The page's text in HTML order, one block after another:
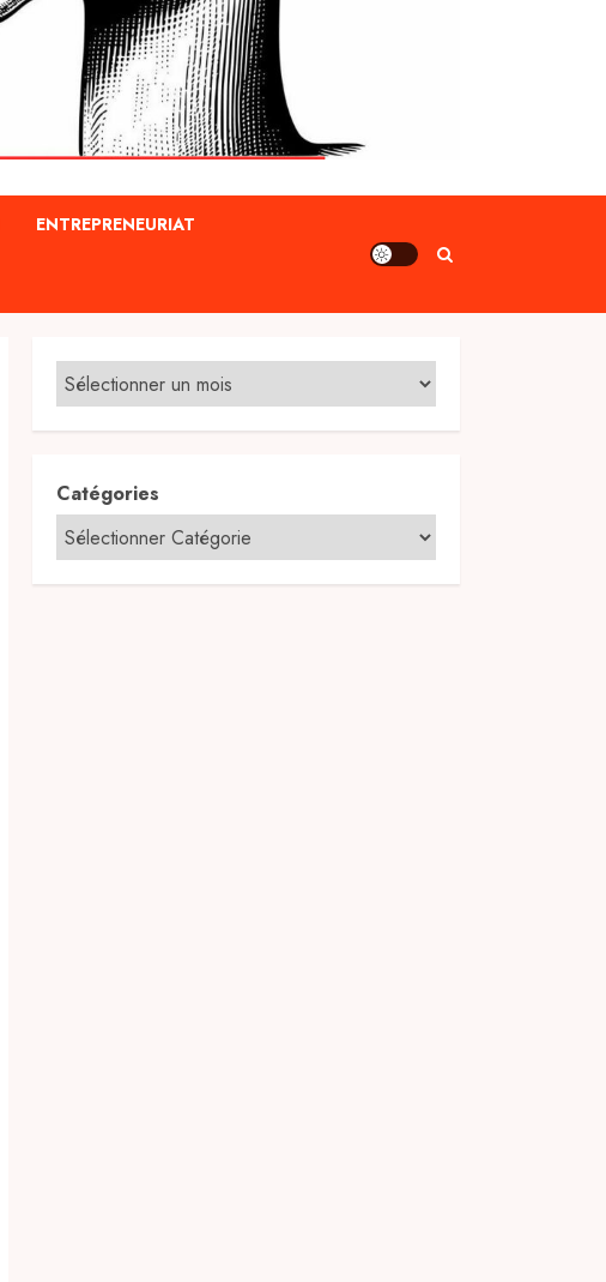
ENTREPRENEURIAT
Catégories